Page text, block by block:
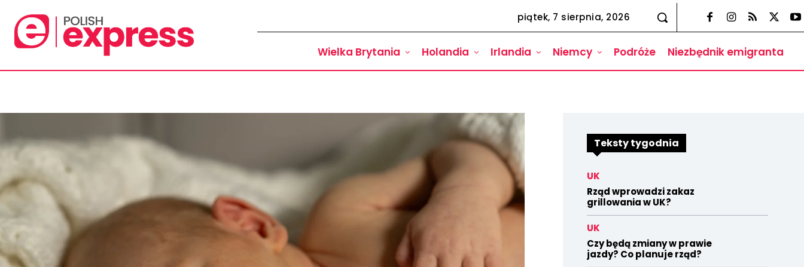
piątek, 7 sierpnia, 2026
Wielka Brytania Holandia Irlandia Niemcy Podróże Niezbędnik emigranta
Teksty tygodnia
UK
Rząd wprowadzi zakaz
grillowania w UK?
UK
Czy będą zmiany w prawie
jazdy? Co planuje rząd?